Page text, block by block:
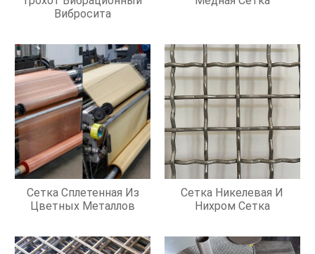
Вибросита
Сетка Сплетенная Из
Цветных Металлов
Сетка Никелевая И
Нихром Сетка